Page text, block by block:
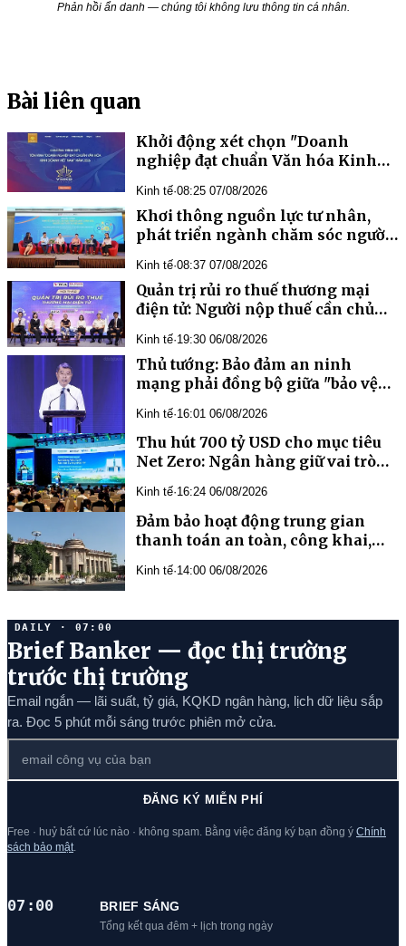
Phản hồi ẩn danh — chúng tôi không lưu thông tin cá nhân.
Bài liên quan
Khởi động xét chọn "Doanh
nghiệp đạt chuẩn Văn hóa Kinh
Kinh tế·08:25 07/08/2026
Khơi thông nguồn lực tư nhân,
phát triển ngành chăm sóc người
Kinh tế·08:37 07/08/2026
Quản trị rủi ro thuế thương mại
điện tử: Người nộp thuế cần chủ
Kinh tế·19:30 06/08/2026
Thủ tướng: Bảo đảm an ninh
mạng phải đồng bộ giữa "bảo vệ
Kinh tế·16:01 06/08/2026
Thu hút 700 tỷ USD cho mục tiêu
Net Zero: Ngân hàng giữ vai trò
Kinh tế·16:24 06/08/2026
Đảm bảo hoạt động trung gian
thanh toán an toàn, công khai,
Kinh tế·14:00 06/08/2026
DAILY · 07:00
Brief Banker — đọc thị trường
trước thị trường
Email ngắn — lãi suất, tỷ giá, KQKD ngân hàng, lịch dữ liệu sắp
ra. Đọc 5 phút mỗi sáng trước phiên mở cửa.
ĐĂNG KÝ MIỄN PHÍ
Free · huỷ bất cứ lúc nào · không spam. Bằng việc đăng ký bạn đồng ý Chính
sách bảo mật
07:00 BRIEF SÁNG
Tổng kết qua đêm + lịch trong ngày